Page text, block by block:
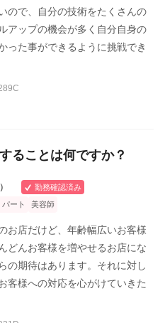
ので、自分の技術をたくさんの
アップの機会が多く自分自身の
った事ができるように挑戦でき
ることは何ですか？
勤務確認済み
ート 美容師
お店だけど、年齢幅広いお客様
どんお客様を増やせるお店にな
の期待はあります。それに対し
客様への対応を心がけていきた